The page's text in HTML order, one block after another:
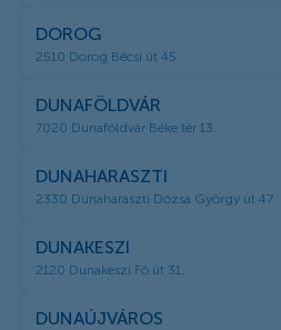
DOROG
2510 Dorog Bécsi út 45.
DUNAFÖLDVÁR
7020 Dunaföldvár Béke tér 13.
DUNAHARASZTI
2330 Dunaharaszti Dózsa György út 47.
DUNAKESZI
2120 Dunakeszi Fő út 31.
DUNAÚJVÁROS